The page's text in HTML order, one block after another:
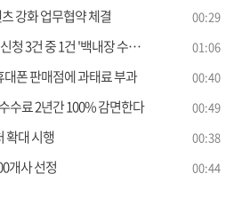
강화 업무협약 체결 00:29
건 중 1건 '백내장 수술' 관련 01:06
폰 판매점에 과태료 부과 00:40
수료 2년간 100% 감면한다 00:49
확대 시행 00:38
개사 선정 00:44